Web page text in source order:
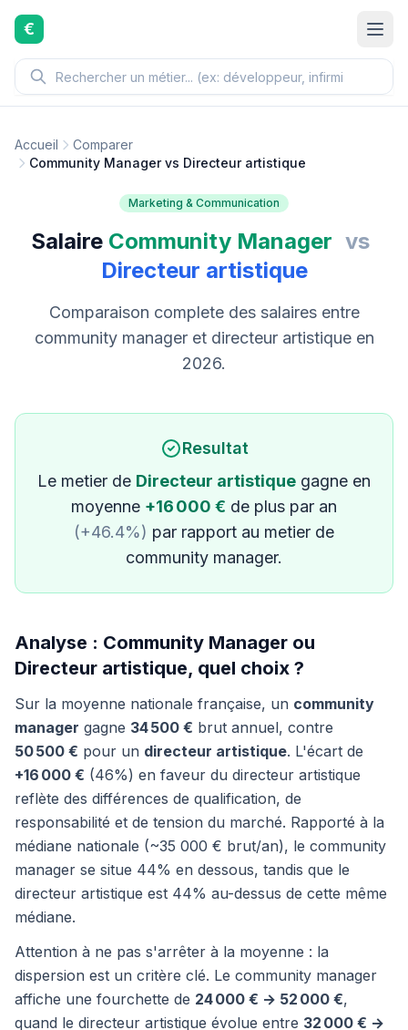
Aller au contenu principal
€
Accueil
Comparer
Community Manager vs Directeur artistique
Marketing & Communication
Salaire Community Manager vs
Directeur artistique
Comparaison complete des salaires entre
community manager et directeur artistique en
2026.
Resultat
Le metier de Directeur artistique gagne en
moyenne +16 000 € de plus par an
(+46.4%) par rapport au metier de
community manager.
Analyse : Community Manager ou
Directeur artistique, quel choix ?
Sur la moyenne nationale française, un community
manager gagne 34 500 € brut annuel, contre
50 500 € pour un directeur artistique. L'écart de
+16 000 € (46%) en faveur du directeur artistique
reflète des différences de qualification, de
responsabilité et de tension du marché. Rapporté à la
médiane nationale (~35 000 € brut/an), le community
manager se situe 44% en dessous, tandis que le
directeur artistique est 44% au-dessus de cette même
médiane.
Attention à ne pas s'arrêter à la moyenne : la
dispersion est un critère clé. Le community manager
affiche une fourchette de 24 000 € → 52 000 €,
quand le directeur artistique évolue entre 32 000 € →